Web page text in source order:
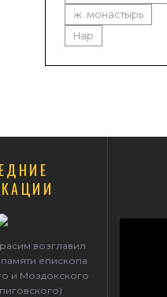
ж. монастырь
Нар
Герасим возглавил
возглавил
епископа
и Моздокского